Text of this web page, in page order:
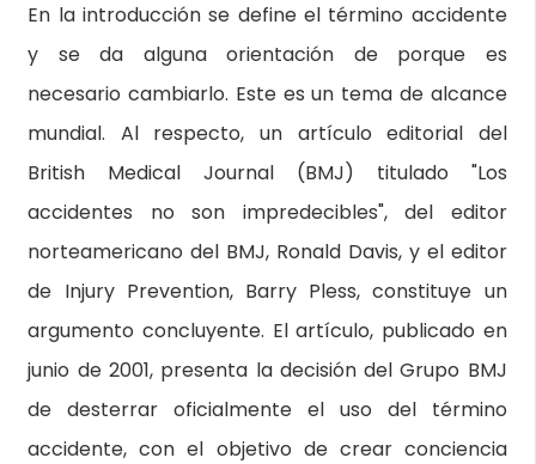
En la introducción se define el término accidente
y se da alguna orientación de porque es
necesario cambiarlo. Este es un tema de alcance
mundial. Al respecto, un artículo editorial del
British Medical Journal (BMJ) titulado "Los
accidentes no son impredecibles", del editor
norteamericano del BMJ, Ronald Davis, y el editor
de Injury Prevention, Barry Pless, constituye un
argumento concluyente. El artículo, publicado en
junio de 2001, presenta la decisión del Grupo BMJ
de desterrar oficialmente el uso del término
accidente, con el objetivo de crear conciencia